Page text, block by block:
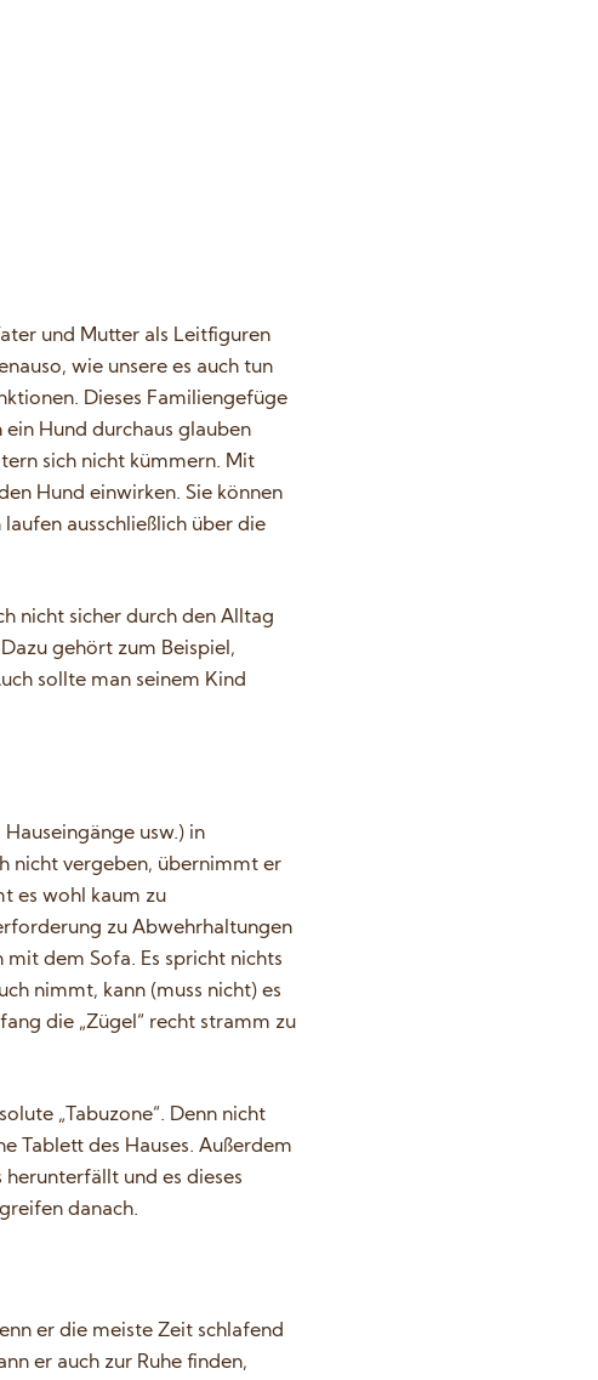
und Mutter als Leitfiguren
wie unsere es auch tun
Dieses Familiengefüge
ein Hund durchaus glauben
sich nicht kümmern. Mit
Hund einwirken. Sie können
ausschließlich über die
nicht sicher durch den Alltag
gehört zum Beispiel,
sollte man seinem Kind
usw.) in
nicht vergeben, übernimmt er
es wohl kaum zu
zu Abwehrhaltungen
mit dem Sofa. Es spricht nichts
nimmt, kann (muss nicht) es
die „Zügel“ recht stramm zu
„Tabuzone“. Denn nicht
Tablett des Hauses. Außerdem
und es dieses
danach.
er die meiste Zeit schlafend
er auch zur Ruhe finden,